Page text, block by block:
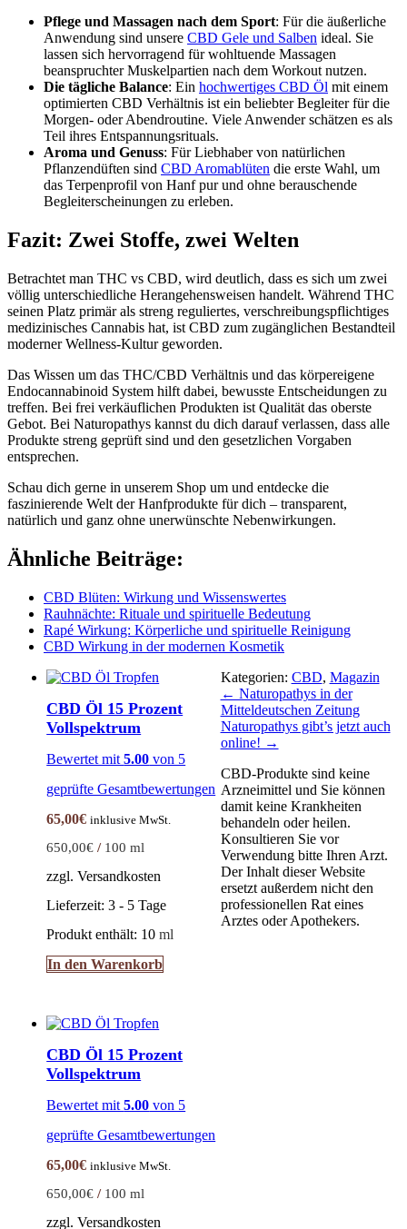
Pflege und Massagen nach dem Sport: Für die äußerliche
Anwendung sind unsere CBD Gele und Salben ideal. Sie
lassen sich hervorragend für wohltuende Massagen
beanspruchter Muskelpartien nach dem Workout nutzen.
Die tägliche Balance: Ein hochwertiges CBD Öl mit einem
optimierten CBD Verhältnis ist ein beliebter Begleiter für die
Morgen- oder Abendroutine. Viele Anwender schätzen es als
Teil ihres Entspannungsrituals.
Aroma und Genuss: Für Liebhaber von natürlichen
Pflanzendüften sind CBD Aromablüten die erste Wahl, um
das Terpenprofil von Hanf pur und ohne berauschende
Begleiterscheinungen zu erleben.
Fazit: Zwei Stoffe, zwei Welten
Betrachtet man THC vs CBD, wird deutlich, dass es sich um zwei
völlig unterschiedliche Herangehensweisen handelt. Während THC
seinen Platz primär als streng reguliertes, verschreibungspflichtiges
medizinisches Cannabis hat, ist CBD zum zugänglichen Bestandteil
moderner Wellness-Kultur geworden.
Das Wissen um das THC/CBD Verhältnis und das körpereigene
Endocannabinoid System hilft dabei, bewusste Entscheidungen zu
treffen. Bei frei verkäuflichen Produkten ist Qualität das oberste
Gebot. Bei Naturopathys kannst du dich darauf verlassen, dass alle
Produkte streng geprüft sind und den gesetzlichen Vorgaben
entsprechen.
Schau dich gerne in unserem Shop um und entdecke die
faszinierende Welt der Hanfprodukte für dich – transparent,
natürlich und ganz ohne unerwünschte Nebenwirkungen.
Ähnliche Beiträge:
CBD Blüten: Wirkung und Wissenswertes
Rauhnächte: Rituale und spirituelle Bedeutung
Rapé Wirkung: Körperliche und spirituelle Reinigung
CBD Wirkung in der modernen Kosmetik
CBD Öl 15 Prozent
Vollspektrum
Bewertet mit5.00 von 5
geprüfte Gesamtbewertungen
65,00€ inklusive MwSt.
650,00€ / 100 ml
zzgl. Versandkosten
Lieferzeit:3 - 5 Tage
Produkt enthält: 10ml
In den Warenkorb
CBD Öl 15 Prozent
Vollspektrum
Bewertet mit5.00 von 5
geprüfte Gesamtbewertungen
65,00€ inklusive MwSt.
650,00€ / 100 ml
zzgl. Versandkosten
Kategorien: CBD, Magazin
navigation
← Naturopathys in der
Mitteldeutschen Zeitung
Naturopathys gibt’s jetzt auch
online! →
CBD-Produkte sind keine
Arzneimittel und Sie können
damit keine Krankheiten
behandeln oder heilen.
Konsultieren Sie vor
Verwendung bitte Ihren Arzt.
Der Inhalt dieser Website
ersetzt außerdem nicht den
professionellen Rat eines
Arztes oder Apothekers.